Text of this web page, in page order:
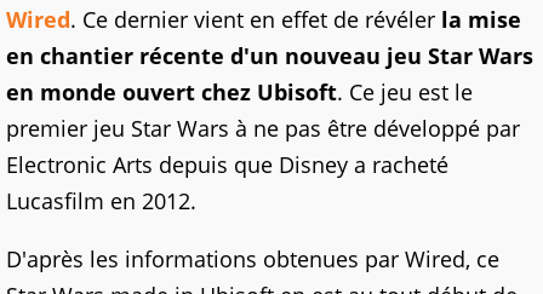
Wired. Ce dernier vient en effet de révéler la mise
en chantier récente d'un nouveau jeu Star Wars
en monde ouvert chez Ubisoft. Ce jeu est le
premier jeu Star Wars à ne pas être développé par
Electronic Arts depuis que Disney a racheté
Lucasfilm en 2012.
D'après les informations obtenues par Wired, ce